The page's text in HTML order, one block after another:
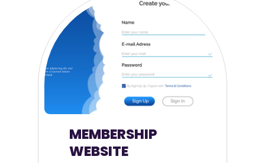
MEMBERSHIP
WEBSITE